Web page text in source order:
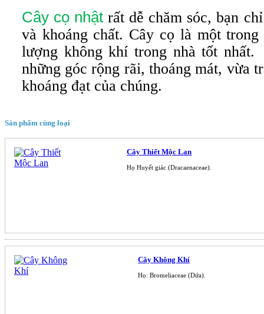
Cây cọ nhật rất dễ chăm sóc, bạn
và khoáng chất. Cây cọ là một
lượng không khí trong nhà tốt
những góc rộng rãi, thoáng mát, vừa
khoáng đạt của chúng.
Sản phẩm cùng loại
Cây Thiết Mộc Lan
Họ Huyết giác (Dracaenaceae).
Cây Không Khí
Họ: Bromeliaceae (Dứa).